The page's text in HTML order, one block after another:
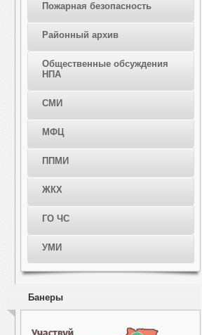
Пожарная безопасность
Районный архив
Общественные обсуждения
НПА
СМИ
МФЦ
ППМИ
ЖКХ
ГО ЧС
УМИ
Банеры